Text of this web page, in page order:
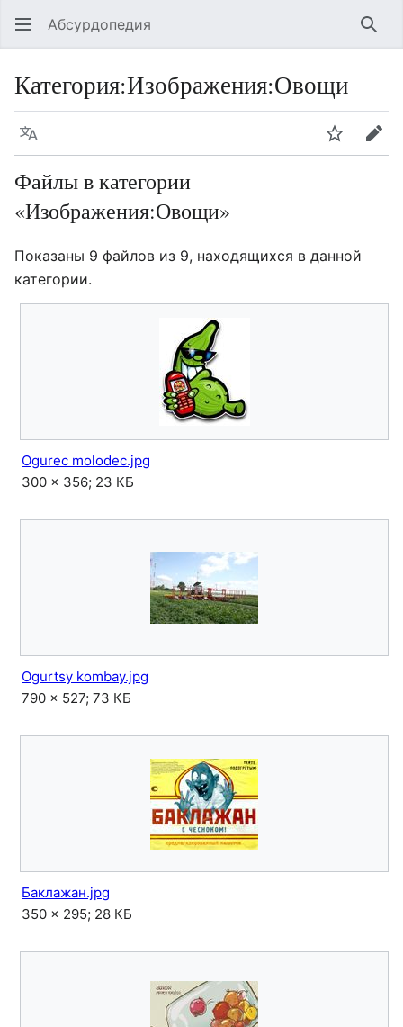
Абсурдопедия
Категория:Изображения:Овощи
Язык
Файлы в категории
«Изображения:Овощи»
Показаны 9 файлов из 9, находящихся в данной
категории.
Ogurec molodec.jpg
300 × 356; 23 КБ
Ogurtsy kombay.jpg
790 × 527; 73 КБ
Баклажан.jpg
350 × 295; 28 КБ